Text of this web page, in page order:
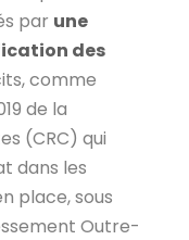
par une
des
comme
de la
(CRC) qui
dans les
place, sous
Outre-